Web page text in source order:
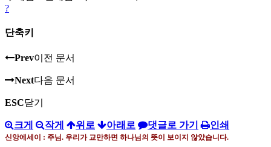
?
단축키
Prev이전 문서
Next다음 문서
ESC닫기
크게 작게 위로 아래로 댓글로 가기 인쇄
신앙에세이 : 주님. 우리가 교만하면 하나님의 뜻이 보이지 않았습니다.